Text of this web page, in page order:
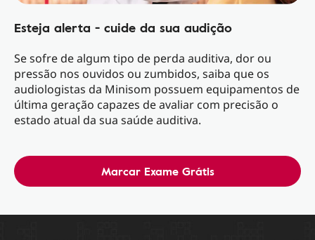
Esteja alerta - cuide da sua audição
Se sofre de algum tipo de perda auditiva, dor ou
pressão nos ouvidos ou zumbidos, saiba que os
audiologistas da Minisom possuem equipamentos de
última geração capazes de avaliar com precisão o
estado atual da sua saúde auditiva.
Marcar Exame Grátis